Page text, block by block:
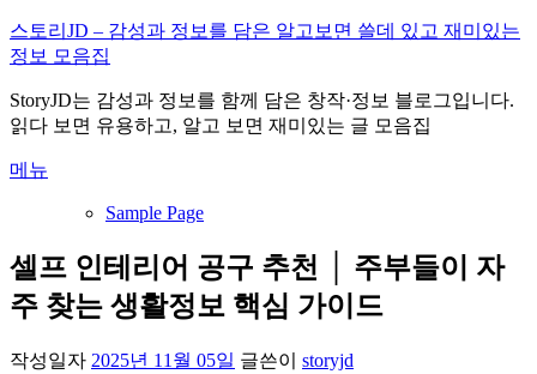
내
용
로
바
가
스토리JD – 감성과 정보를 담은 알고보면 쓸데 있고 재미있는
정보 모음집
StoryJD는 감성과 정보를 함께 담은 창작·정보 블로그입니다.
읽다 보면 유용하고, 알고 보면 재미있는 글 모음집
메뉴
Sample Page
셀프 인테리어 공구 추천 │ 주부들이 자
주 찾는 생활정보 핵심 가이드
작성일자 2025년 11월 05일 글쓴이 storyjd